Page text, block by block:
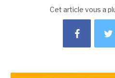
Cet article vous a